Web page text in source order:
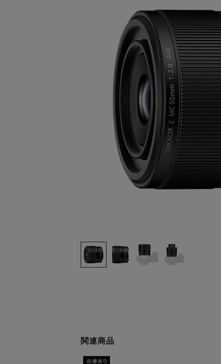
関連商品